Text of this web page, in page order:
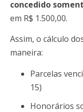
concedido
em R$ 1.500,00.
Assim, o cálculo
maneira:
Parcelas
15)
Honorários